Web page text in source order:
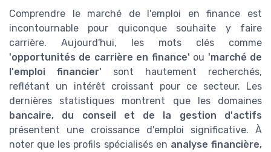
Comprendre le marché de l'emploi en finance est
incontournable pour quiconque souhaite y faire
carrière. Aujourd'hui, les mots clés comme
'opportunités de carrière en finance' ou 'marché de
l'emploi financier' sont hautement recherchés,
reflétant un intérêt croissant pour ce secteur. Les
dernières statistiques montrent que les domaines
bancaire, du conseil et de la gestion d'actifs
présentent une croissance d'emploi significative. À
noter que les profils spécialisés en analyse financière,